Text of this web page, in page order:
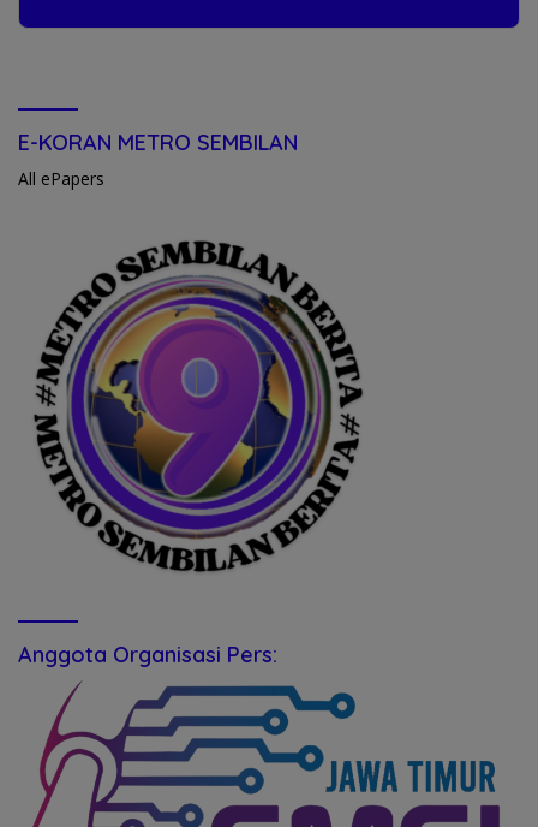
E-KORAN METRO SEMBILAN
All ePapers
Anggota Organisasi Pers: